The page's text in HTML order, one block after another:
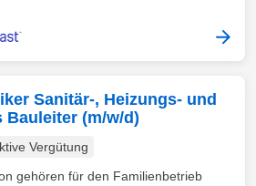
Sanitär-, Heizungs- und
(m/w/d)
Vergütung
gehören für den Familienbetrieb